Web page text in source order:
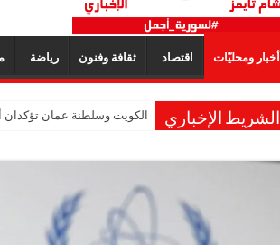
أخبار ومحليّات اقتصاد ثقافة وفنون رياضة
الشريط الإخباري الكويت وسلطنة عمان تؤكدان